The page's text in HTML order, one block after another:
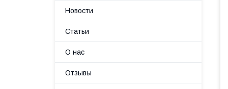
Новости
Статьи
О нас
Отзывы